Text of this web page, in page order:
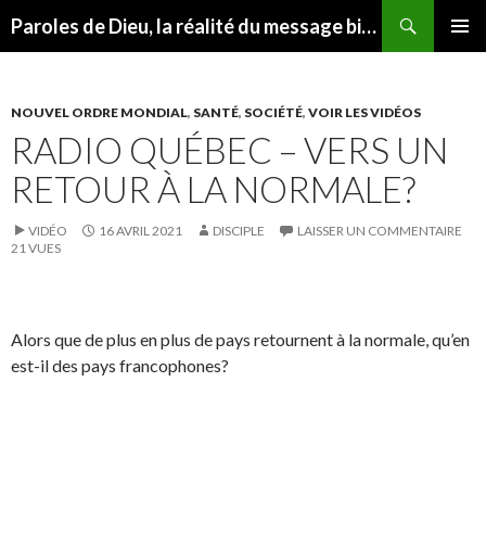
Paroles de Dieu, la réalité du message biblique
NOUVEL ORDRE MONDIAL, SANTÉ, SOCIÉTÉ, VOIR LES VIDÉOS
RADIO QUÉBEC – VERS UN
RETOUR À LA NORMALE?
VIDÉO 16 AVRIL 2021 DISCIPLE
LAISSER UN COMMENTAIRE
21 VUES
Alors que de plus en plus de pays retournent à la normale, qu’en
est-il des pays francophones?